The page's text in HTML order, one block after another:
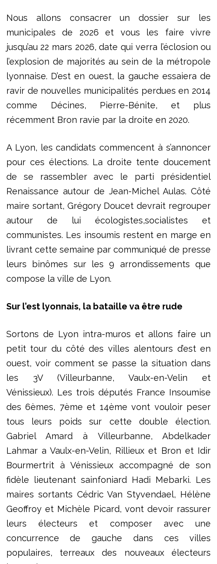
Nous allons consacrer un dossier sur les
municipales de 2026 et vous les faire vivre
jusqu’au 22 mars 2026, date qui verra l’éclosion ou
l’explosion de majorités au sein de la métropole
lyonnaise. D’est en ouest, la gauche essaiera de
ravir de nouvelles municipalités perdues en 2014
comme Décines, Pierre-Bénite, et plus
récemment Bron ravie par la droite en 2020.
A Lyon, les candidats commencent à s’annoncer
pour ces élections. La droite tente doucement
de se rassembler avec le parti présidentiel
Renaissance autour de Jean-Michel Aulas. Côté
maire sortant, Grégory Doucet devrait regrouper
autour de lui écologistes,socialistes et
communistes. Les insoumis restent en marge en
livrant cette semaine par communiqué de presse
leurs binômes sur les 9 arrondissements que
compose la ville de Lyon.
Sur l’est lyonnais, la bataille va être rude
Sortons de Lyon intra-muros et allons faire un
petit tour du côté des villes alentours d’est en
ouest, voir comment se passe la situation dans
les 3V (Villeurbanne, Vaulx-en-Velin et
Vénissieux). Les trois députés France Insoumise
des 6èmes, 7ème et 14ème vont vouloir peser
tous leurs poids sur cette double élection.
Gabriel Amard à Villeurbanne, Abdelkader
Lahmar a Vaulx-en-Velin, Rillieux et Bron et Idir
Bourmertrit à Vénissieux accompagné de son
fidèle lieutenant sainfoniard Hadi Mebarki. Les
maires sortants Cédric Van Styvendael, Hélène
Geoffroy et Michèle Picard, vont devoir rassurer
leurs électeurs et composer avec une
concurrence de gauche dans ces villes
populaires, terreaux des nouveaux électeurs